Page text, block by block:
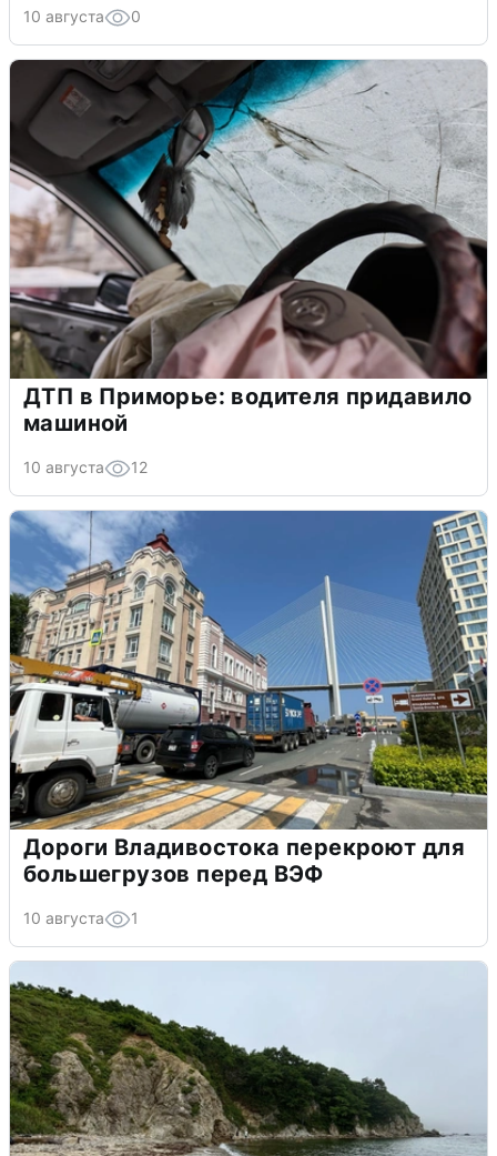
10 августа 0
ДТП в Приморье: водителя придавило
машиной
10 августа 12
Дороги Владивостока перекроют для
большегрузов перед ВЭФ
10 августа 1